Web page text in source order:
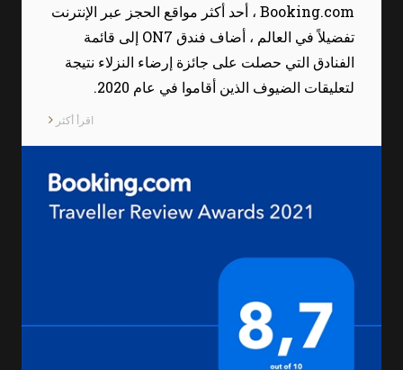
Booking.com ، أحد أكثر مواقع الحجز عبر الإنترنت
تفضيلاً في العالم ، أضاف فندق ON7 إلى قائمة
الفنادق التي حصلت على جائزة إرضاء النزلاء نتيجة
لتعليقات الضيوف الذين أقاموا في عام 2020.
اقرأ أكثر